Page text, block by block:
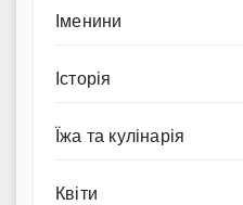
Іменини
Історія
Їжа та кулінарія
Квіти